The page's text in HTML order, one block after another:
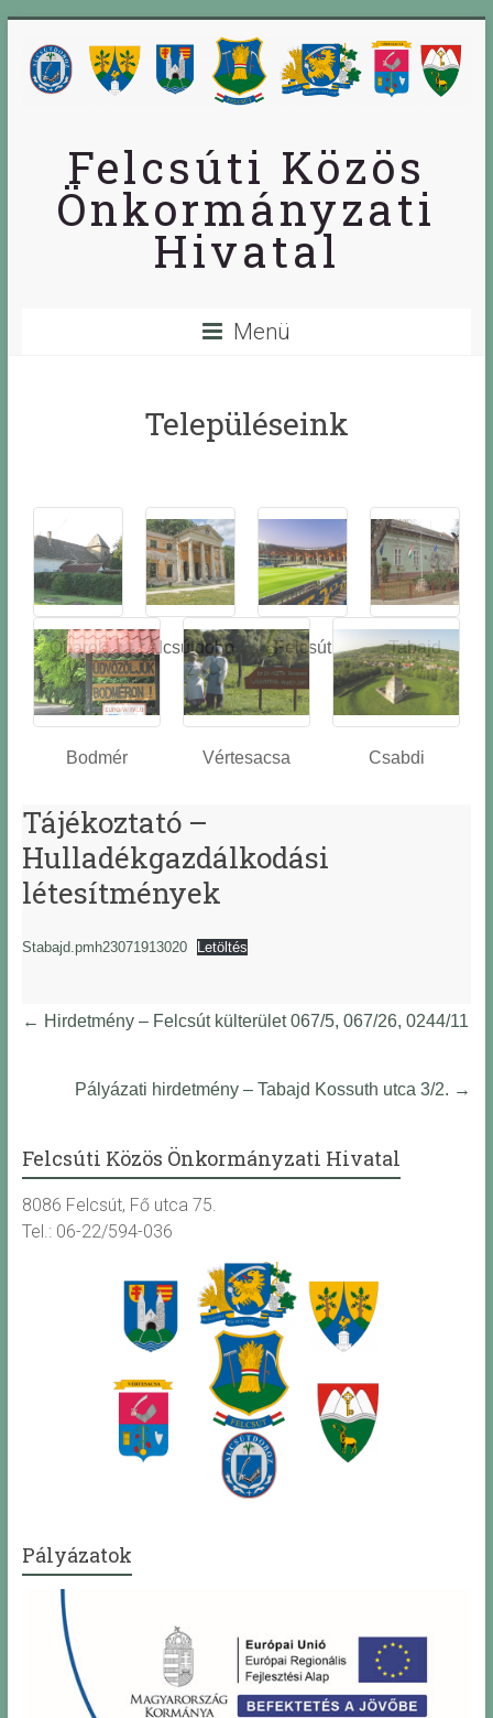
Felcsúti Közös
Önkormányzati
Hivatal
Menü
Településeink
Óbarok
Alcsútdobo
z
Felcsút Tabajd
Bodmér Vértesacsa Csabdi
Tájékoztató –
Hulladékgazdálkodási
létesítmények
Stabajd.pmh23071913020 Letöltés
← Hirdetmény – Felcsút külterület 067/5, 067/26, 0244/11
Pályázati hirdetmény – Tabajd Kossuth utca 3/2. →
Felcsúti Közös Önkormányzati Hivatal
8086 Felcsút, Fő utca 75.
Tel.: 06-22/594-036
Pályázatok